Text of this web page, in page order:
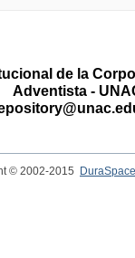
de la
Adventista -
© 2002-2015
DuraSpace